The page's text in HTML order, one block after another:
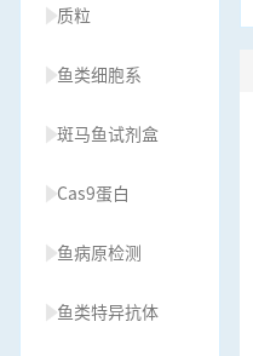
质粒
鱼类细胞系
斑马鱼试剂盒
Cas9蛋白
鱼病原检测
鱼类特异抗体